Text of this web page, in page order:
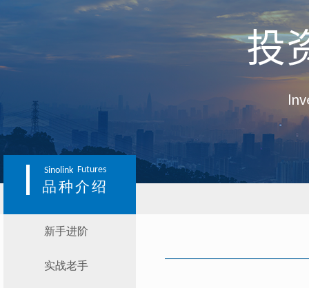
Sinolink Futures
品种介绍
新手进阶
实战老手